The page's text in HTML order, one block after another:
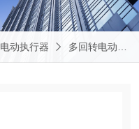
电动执行器 多回转电动执行器